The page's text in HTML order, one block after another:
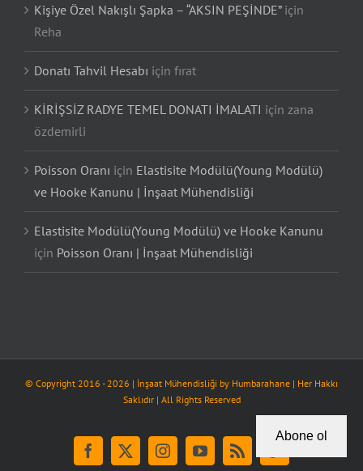
Kişiye Özel Nakışlı Şapka – “AKSIN PEŞİNDE”için
Reha
Donatı Tahvil Hesabı için fırat
KİRİŞSİZ RADYE TEMEL DONATI İMALATI için zana
özdemirli
Poisson Oranı için Elastisite Modülü(Young Modülü)
ve Hooke Kanunu | İnşaat Mühendisliği
Elastisite Modülü(Young Modülü) ve Hooke Kanunu
için Poisson Oranı | İnşaat Mühendisliği
© Copyright 2016 - 2026 | İnşaat Mühendisliği by Humbarahane | Her Hakkı
Saklıdır | All Rights Reserved
Facebook
X InstagramYouTubeRss Tiktok
Abone ol